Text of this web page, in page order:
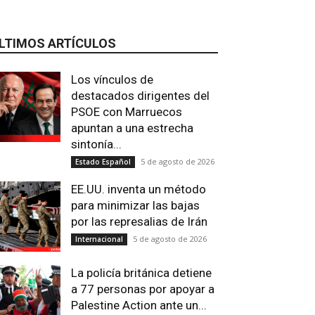
ARTÍCULOS
Los vínculos de
destacados dirigentes del
PSOE con Marruecos
apuntan a una estrecha
sintonía...
Estado Español 5 de agosto de 2026
EE.UU. inventa un método
para minimizar las bajas
por las represalias de Irán
Internacional 5 de agosto de 2026
La policía británica detiene
a 77 personas por apoyar a
Palestine Action ante un...